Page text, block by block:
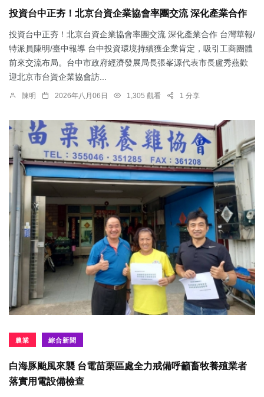
投資台中正夯！北京台資企業協會率團交流 深化產業合作
投資台中正夯！北京台資企業協會率團交流 深化產業合作 台灣華報/
特派員陳明/臺中報導 台中投資環境持續獲企業肯定，吸引工商團體
前來交流布局。台中市政府經濟發展局長張峯源代表市長盧秀燕歡
迎北京市台資企業協會訪...
陳明 2026年八月06日 1,305 觀看 1 分享
農業 綜合新聞
白海豚颱風來襲 台電苗栗區處全力戒備呼籲畜牧養殖業者
落實用電設備檢查